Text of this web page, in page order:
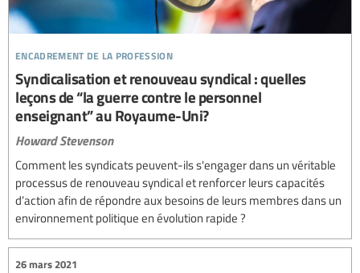
encadrement de la profession
Syndicalisation et renouveau syndical : quelles
leçons de “la guerre contre le personnel
enseignant” au Royaume-Uni?
Howard Stevenson
Comment les syndicats peuvent-ils s'engager dans un véritable
processus de renouveau syndical et renforcer leurs capacités
d’action afin de répondre aux besoins de leurs membres dans un
environnement politique en évolution rapide ?
26 mars 2021